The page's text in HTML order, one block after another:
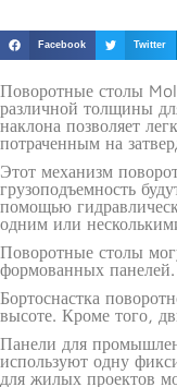
Facebook Twitter
Поворотные столы
различной толщины
наклона позволяет
потраченным на
Этот механизм
грузоподъемность
помощью
одним или
Поворотные столы
формованных панелей.
Бортоснастка
высоте. Кроме того,
Панели для
используют одну
для жилых проектов